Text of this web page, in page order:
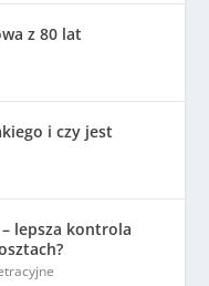
z 80 lat
i czy jest
lepsza kontrola